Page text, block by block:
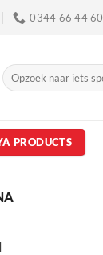
0344 66 44 60
Zoeken
naar:
PRODUCTS